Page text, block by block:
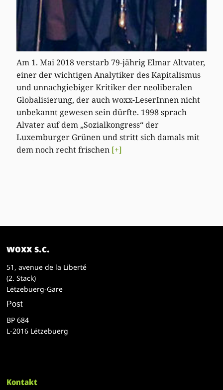
Am 1. Mai 2018 verstarb 79-jährig Elmar Altvater,
einer der wichtigen Analytiker des Kapitalismus
und unnachgiebiger Kritiker der neoliberalen
Globalisierung, der auch woxx-LeserInnen nicht
unbekannt gewesen sein dürfte. 1998 sprach
Alvater auf dem „Sozialkongress“ der
Luxemburger Grünen und stritt sich damals mit
dem noch recht frischen [+]
woxx s.c.
51, avenue de la Liberté
(2. Stack)
Lëtzebuerg-Gare
Post
BP 684
L-2016 Lëtzebuerg
Kontakt